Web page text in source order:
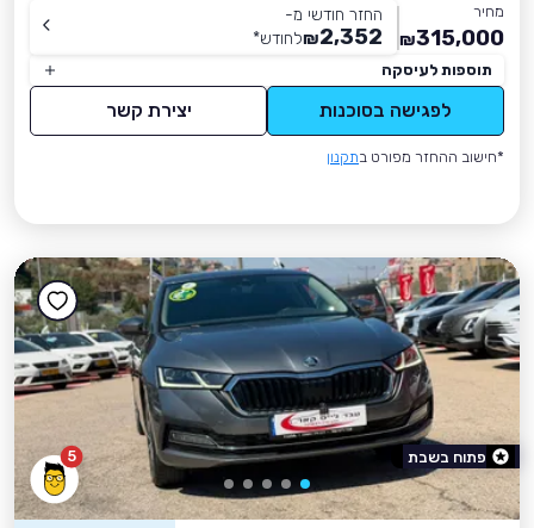
מחיר
315,000
₪
החזר חודשי מ-
2,352
₪לחודש*
תוספות לעיסקה
לפגישה בסוכנות יצירת קשר
*חישוב ההחזר מפורט בתקנון
5 פתוח בשבת